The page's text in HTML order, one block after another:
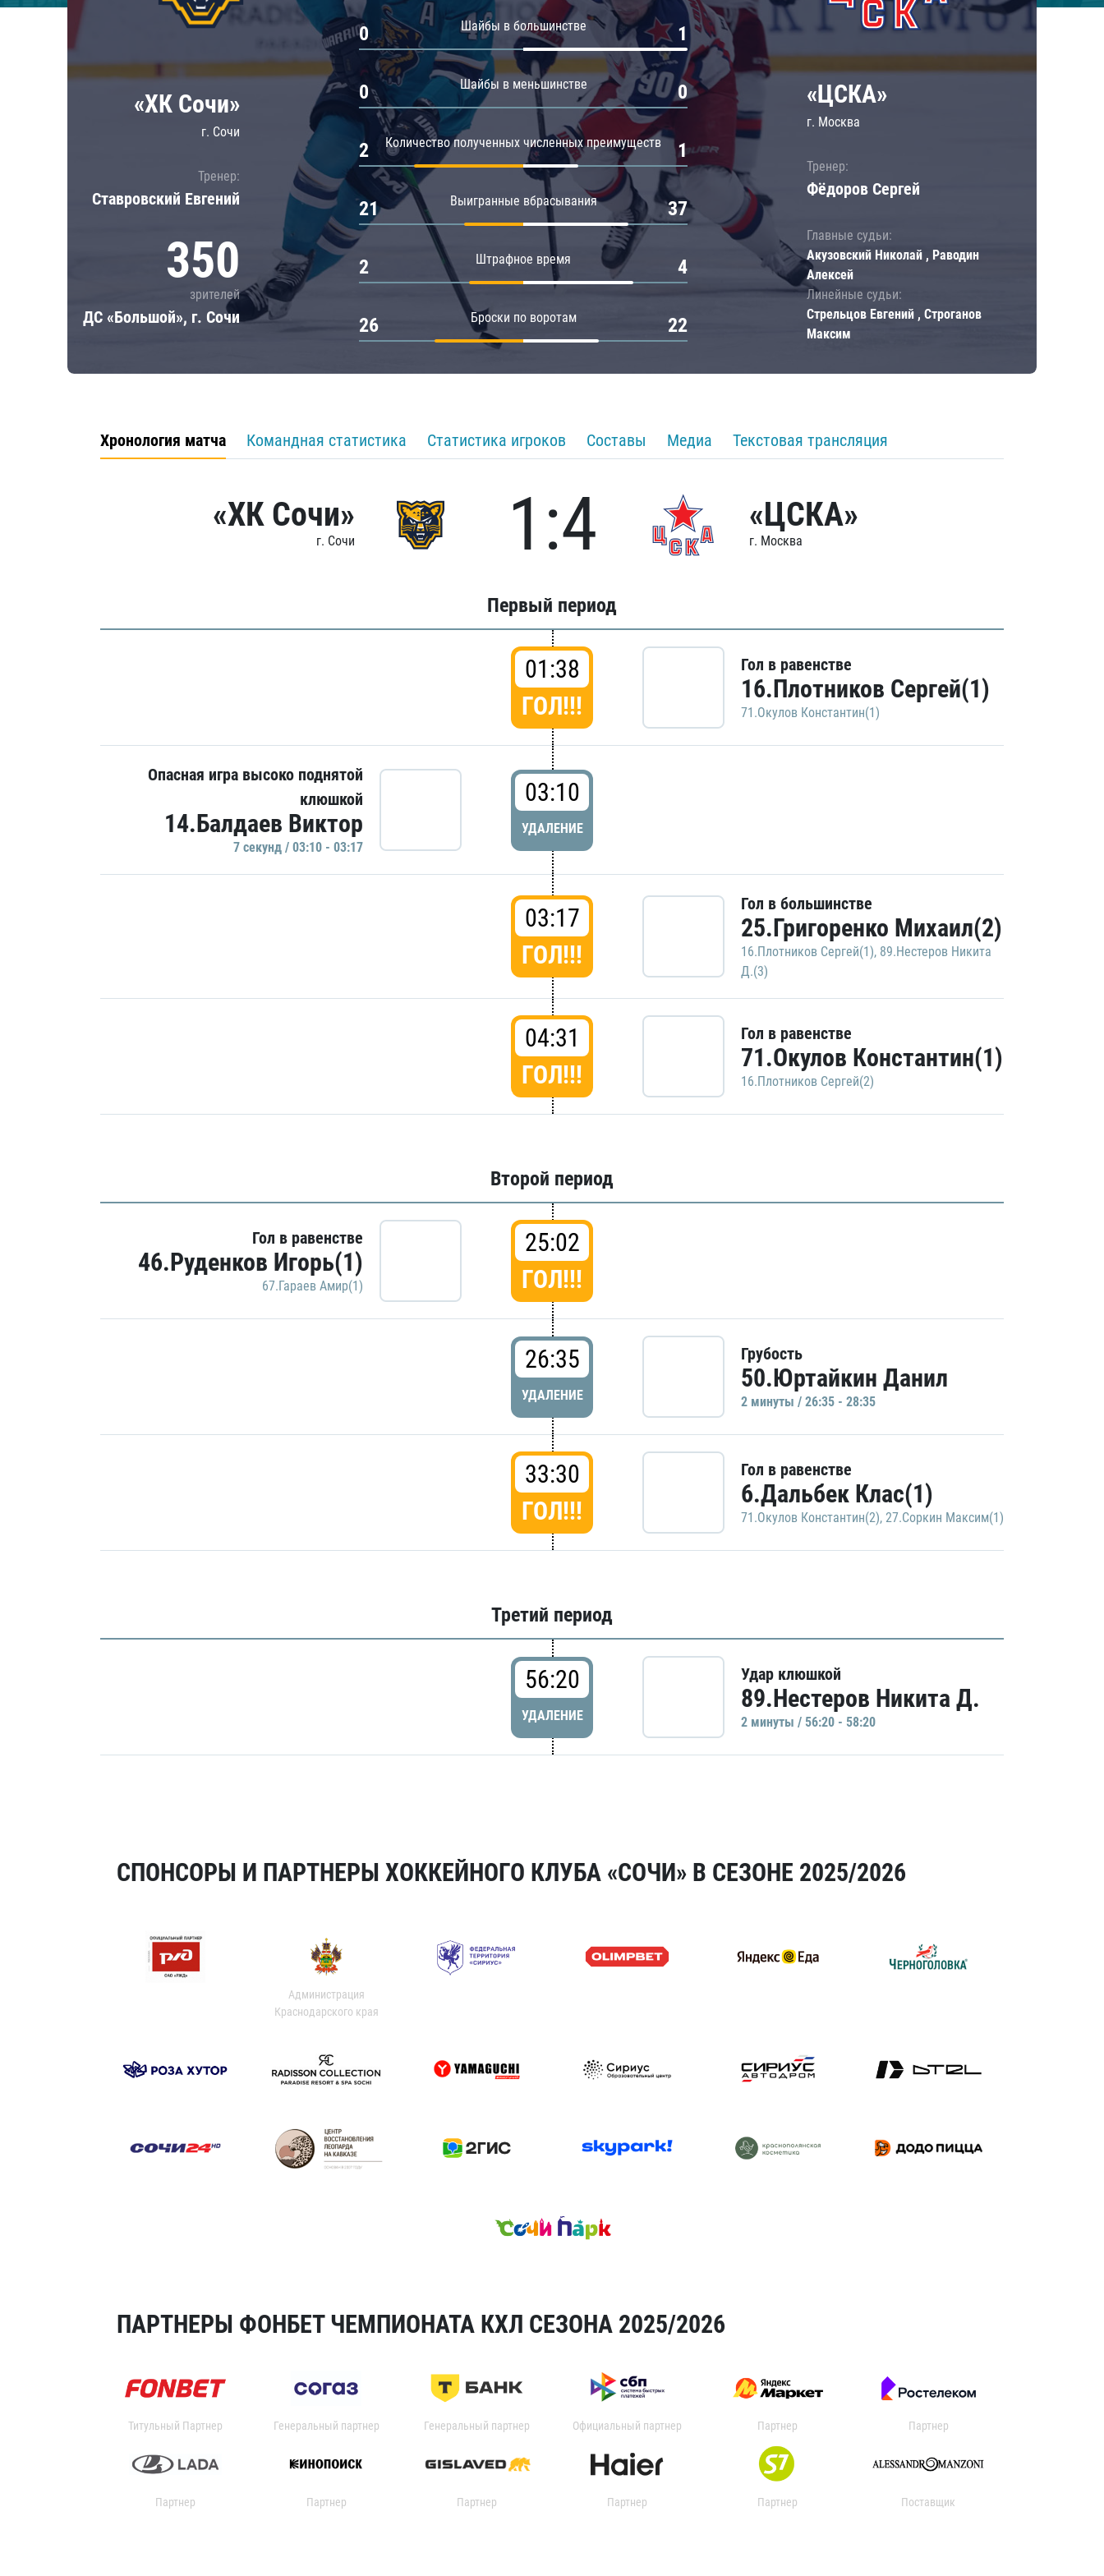
Локомотив
ЦСКА
Шанхайские Драконы
Амур
Барыс
Салават Юлаев
«ХК Сочи»
г. Сочи
Тренер:
Ставровский Евгений
350
зрителей
ДС «Большой», г. Сочи
Шайбы в большинстве
0 1
Шайбы в меньшинстве
0 0
Количество полученных численных преимуществ
2 1
Выигранные вбрасывания
21 37
Штрафное время
2 4
Броски по воротам
26 22
«ЦСКА»
г. Москва
Тренер:
Фёдоров Сергей
Главные судьи:
Акузовский Николай , Раводин
Алексей
Линейные судьи:
Стрельцов Евгений , Строганов
Максим
Хронология матча Командная статистика Статистика игроков Составы Медиа Текстовая трансляция
«ХК Сочи»
г. Сочи 1:4 «ЦСКА»
г. Москва
Первый период
01:38
ГОЛ!!!
Гол в равенстве
16.Плотников Сергей(1)
71.Окулов Константин(1)
Опасная игра высоко поднятой
клюшкой
14.Балдаев Виктор
7 секунд / 03:10 - 03:17
03:10
УДАЛЕНИЕ
03:17
ГОЛ!!!
Гол в большинстве
25.Григоренко Михаил(2)
16.Плотников Сергей(1), 89.Нестеров Никита
Д.(3)
04:31
ГОЛ!!!
Гол в равенстве
71.Окулов Константин(1)
16.Плотников Сергей(2)
Второй период
Гол в равенстве
46.Руденков Игорь(1)
67.Гараев Амир(1)
25:02
ГОЛ!!!
26:35
УДАЛЕНИЕ
Грубость
50.Юртайкин Данил
2 минуты / 26:35 - 28:35
33:30
ГОЛ!!!
Гол в равенстве
6.Дальбек Клас(1)
71.Окулов Константин(2), 27.Соркин Максим(1)
Третий период
56:20
УДАЛЕНИЕ
Удар клюшкой
89.Нестеров Никита Д.
2 минуты / 56:20 - 58:20
СПОНСОРЫ И ПАРТНЕРЫ ХОККЕЙНОГО КЛУБА «СОЧИ» В СЕЗОНЕ 2025/2026
Администрация
Краснодарского края
ПАРТНЕРЫ ФОНБЕТ ЧЕМПИОНАТА КХЛ СЕЗОНА 2025/2026
Титульный Партнер Генеральный партнер Генеральный партнер Официальный партнер Партнер Партнер
Партнер Партнер Партнер Партнер Партнер Поставщик